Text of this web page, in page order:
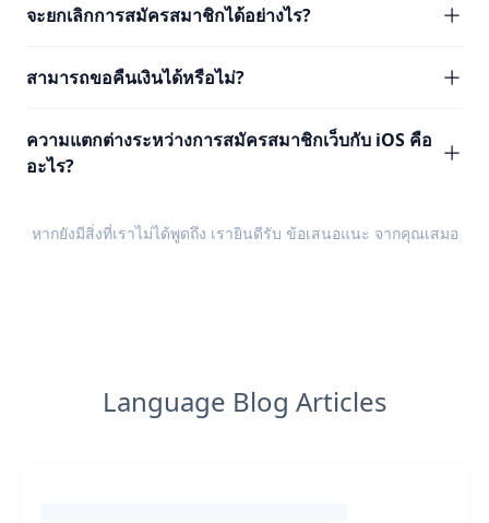
จะยกเลิกการสมัครสมาชิกได้อย่างไร?
สามารถขอคืนเงินได้หรือไม่?
ความแตกต่างระหว่างการสมัครสมาชิกเว็บกับ iOS คือ
อะไร?
หากยังมีสิ่งที่เราไม่ได้พูดถึง เรายินดีรับ ข้อเสนอแนะ จากคุณเสมอ
Language Blog Articles